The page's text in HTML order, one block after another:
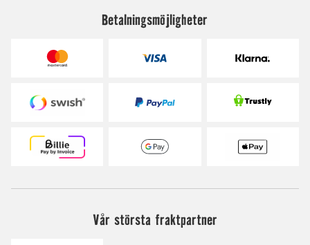
Betalningsmöjligheter
Vår största fraktpartner